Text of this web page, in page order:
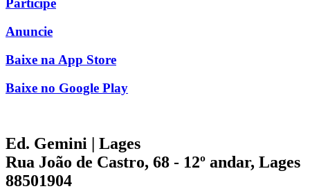
Participe
Anuncie
Baixe na App Store
Baixe no Google Play
Ed. Gemini | Lages
Rua João de Castro, 68 - 12º andar, Lages
88501904